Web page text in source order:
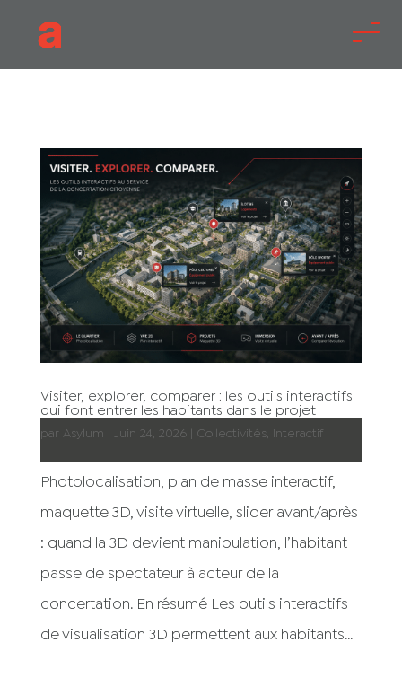
Visiter, explorer, comparer : les outils interactifs
qui font entrer les habitants dans le projet
par Asylum Juin 24, 2026| Collectivités, Interactif
Photolocalisation, plan de masse interactif,
maquette 3D, visite virtuelle, slider avant/après
: quand la 3D devient manipulation, l’habitant
passe de spectateur à acteur de la
concertation. En résumé Les outils interactifs
de visualisation 3D permettent aux habitants...